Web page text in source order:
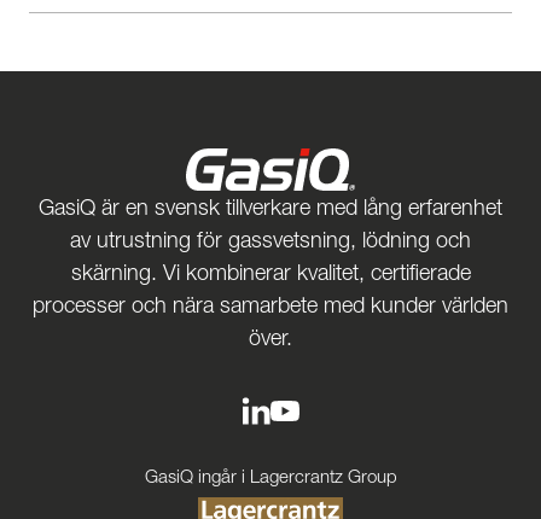
GasiQ är en svensk tillverkare med lång erfarenhet
av utrustning för gassvetsning, lödning och
skärning. Vi kombinerar kvalitet, certifierade
processer och nära samarbete med kunder världen
över.
GasiQ ingår i Lagercrantz Group